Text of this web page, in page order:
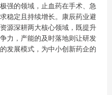
强的领域，止血药在手术、急
稳定且持续增长。康辰药业避
源深耕两大核心领域，既提升
力，产能的及时落地则让研发
发展模式，为中小创新药企的